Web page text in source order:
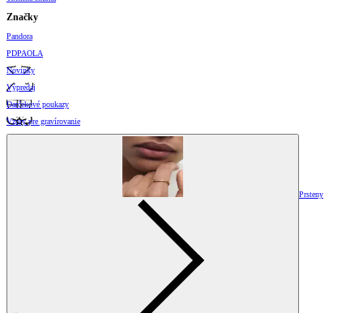
Značky
Pandora
PDPAOLA
Novinky
Výpredaj
Darčekové poukazy
Vzory pre gravírovanie
Prsteny